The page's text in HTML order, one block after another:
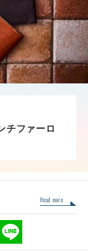
チファーロ
Read more